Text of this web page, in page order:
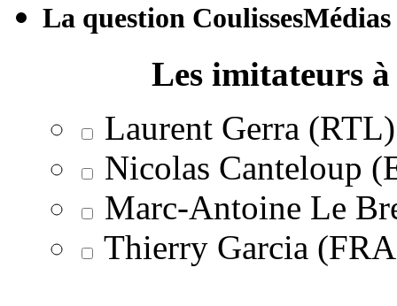
La question CoulissesMédias
Les imitateurs
Laurent Gerra (RTL)
Nicolas Canteloup
Marc-Antoine Le
Thierry Garcia